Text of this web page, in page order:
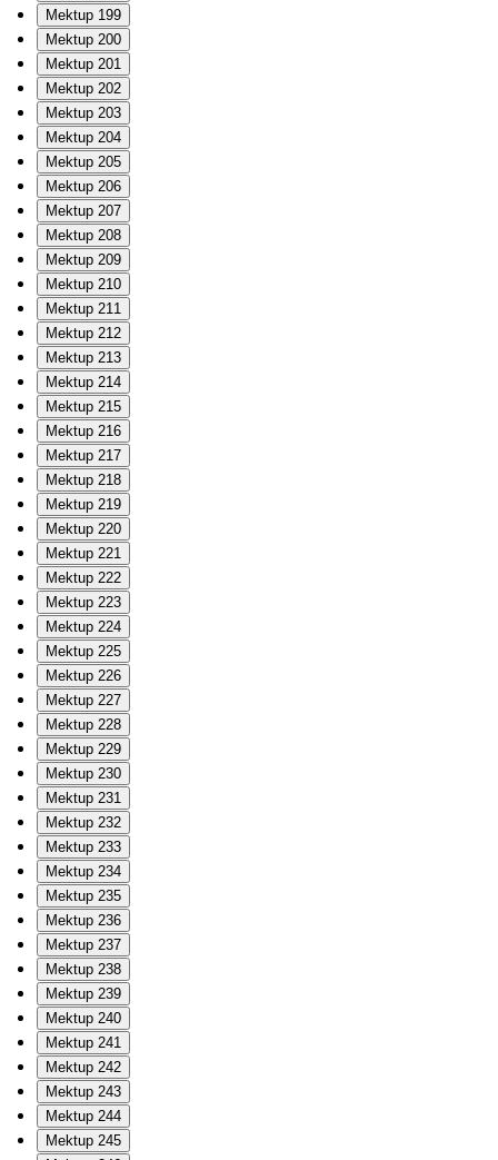
Mektup 199
Mektup 200
Mektup 201
Mektup 202
Mektup 203
Mektup 204
Mektup 205
Mektup 206
Mektup 207
Mektup 208
Mektup 209
Mektup 210
Mektup 211
Mektup 212
Mektup 213
Mektup 214
Mektup 215
Mektup 216
Mektup 217
Mektup 218
Mektup 219
Mektup 220
Mektup 221
Mektup 222
Mektup 223
Mektup 224
Mektup 225
Mektup 226
Mektup 227
Mektup 228
Mektup 229
Mektup 230
Mektup 231
Mektup 232
Mektup 233
Mektup 234
Mektup 235
Mektup 236
Mektup 237
Mektup 238
Mektup 239
Mektup 240
Mektup 241
Mektup 242
Mektup 243
Mektup 244
Mektup 245